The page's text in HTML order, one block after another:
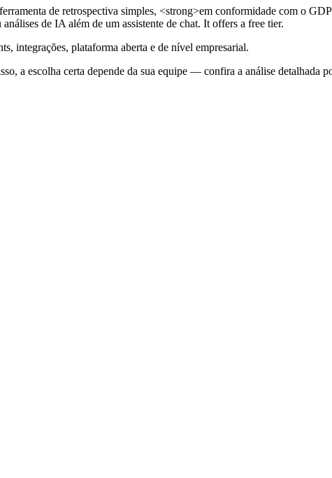
de retrospectiva simples, <strong>em conformidade com o
de IA além de um assistente de chat. It offers a free tier.
integrações, plataforma aberta e de nível empresarial.
a escolha certa depende da sua equipe — confira a análise detalhada